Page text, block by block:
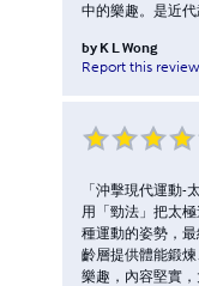
中的樂趣。是近代
by K L Wong
Report this review
「沖擊現代運動-
用「勁法」把太
種運動的姿勢，
齡層提供體能鍛
樂趣，內容堅實，